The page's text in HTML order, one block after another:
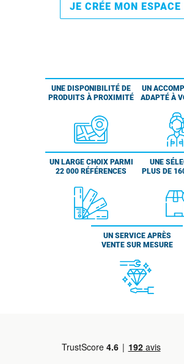
JE CRÉE MON ESPACE
UNE DISPONIBILITÉ DE
PRODUITS À PROXIMITÉ
UN
ADAPTÉ À
UN LARGE CHOIX PARMI
22 000 RÉFÉRENCES
UNE
PLUS DE
UN SERVICE APRÈS
VENTE SUR MESURE